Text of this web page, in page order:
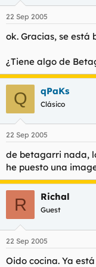
22 Sep 2005
ok. Gracias, se está
¿Tiene algo de
Q qPaKs
Clásico
22 Sep 2005
de betagarri nada,
he puesto una
R Richal
Guest
22 Sep 2005
Oido cocina. Ya